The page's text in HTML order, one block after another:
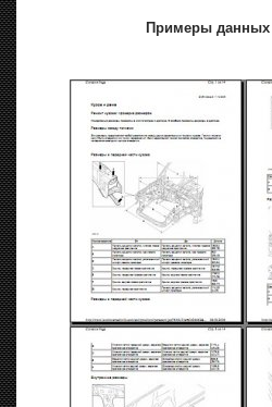
Примеры данных